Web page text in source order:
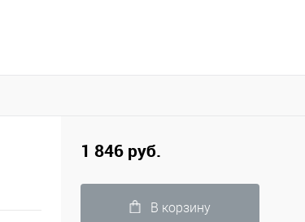
1 846 руб.
В корзину